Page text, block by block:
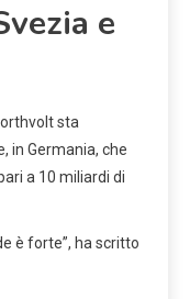
e
sta
in Germania, che
a 10 miliardi di
è forte”, ha scritto